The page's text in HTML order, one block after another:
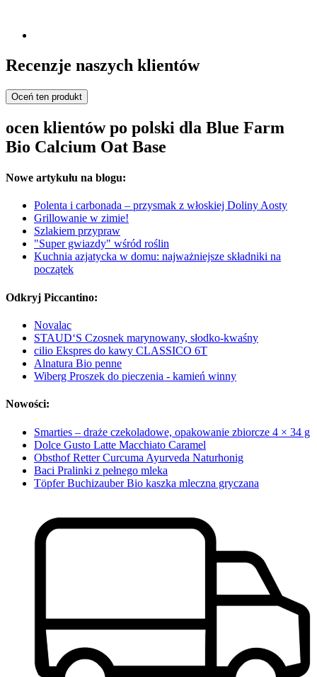
Recenzje naszych klientów
Oceń ten produkt
ocen klientów po polski dla Blue Farm
Bio Calcium Oat Base
Nowe artykułu na blogu:
Polenta i carbonada – przysmak z włoskiej Doliny Aosty
Grillowanie w zimie!
Szlakiem przypraw
"Super gwiazdy" wśród roślin
Kuchnia azjatycka w domu: najważniejsze składniki na
początek
Odkryj Piccantino:
Novalac
STAUD‘S Czosnek marynowany, słodko-kwaśny
cilio Ekspres do kawy CLASSICO 6T
Alnatura Bio penne
Wiberg Proszek do pieczenia - kamień winny
Nowości:
Smarties – draże czekoladowe, opakowanie zbiorcze 4 × 34 g
Dolce Gusto Latte Macchiato Caramel
Obsthof Retter Curcuma Ayurveda Naturhonig
Baci Pralinki z pełnego mleka
Töpfer Buchizauber Bio kaszka mleczna gryczana